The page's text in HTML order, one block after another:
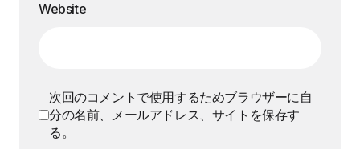
Website
次回のコメントで使用するためブラウザーに自
分の名前、メールアドレス、サイトを保存す
る。